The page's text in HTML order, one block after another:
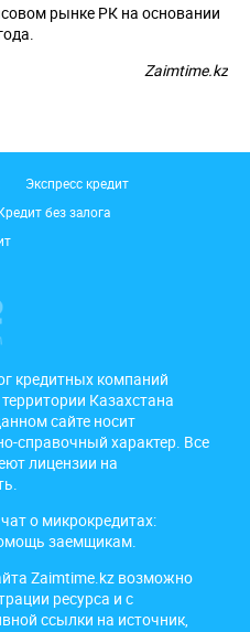
рынке РК на основании
Zaimtime.kz
Экспресс кредит
без залога
кредитных компаний
Казахстана
сайте носит
справочный характер. Все
лицензии на
о микрокредитах:
заемщикам.
Zaimtime.kz возможно
ресурса и с
ссылки на источник,